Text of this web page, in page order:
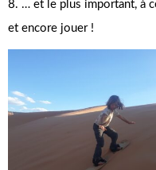
8. … et le plus important, à
et encore jouer !